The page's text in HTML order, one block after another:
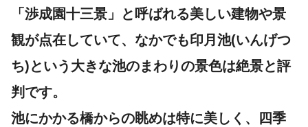
「渉成園十三景」と呼ばれる美しい建物や景
観が点在していて、なかでも印月池(いんげつ
ち)という大きな池のまわりの景色は絶景と評
判です。
池にかかる橋からの眺めは特に美しく、四季